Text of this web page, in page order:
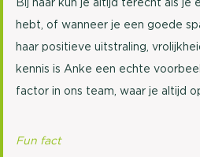
hebt, of wanneer je een goede
haar positieve uitstraling,
kennis is Anke een echte
factor in ons team, waar je altijd
Fun fact